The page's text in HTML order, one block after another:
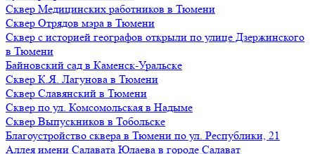
Сквер Медицинских работников в Тюмени
Сквер Отрядов мэра в Тюмени
Сквер с историей географов открыли по улице Дзержинского
в Тюмени
Байновский сад в Каменск-Уральске
Сквер К.Я. Лагунова в Тюмени
Сквер Славянский в Тюмени
Сквер по ул. Комсомольская в Надыме
Сквер Выпускников в Тобольске
Благоустройство сквера в Тюмени по ул. Республики, 21
Аллея имени Салавата Юлаева в городе Салават